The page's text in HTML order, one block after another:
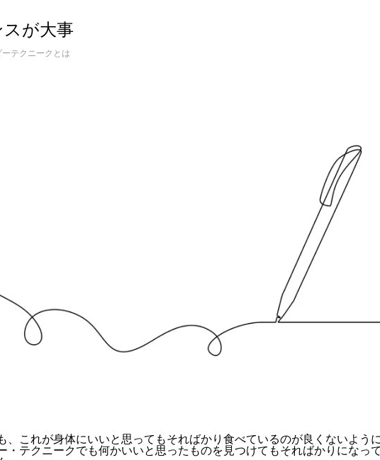
が大事
テクニークとは
、これが身体にいいと思ってもそればかり食べているのが良くないよう
・テクニークでも何かいいと思ったものを見つけてもそればかりになっ